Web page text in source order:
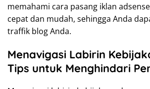
memahami cara pasang iklan
cepat dan mudah, sehingga Anda
traffik blog Anda.
Menavigasi Labirin
Tips untuk Menghindari